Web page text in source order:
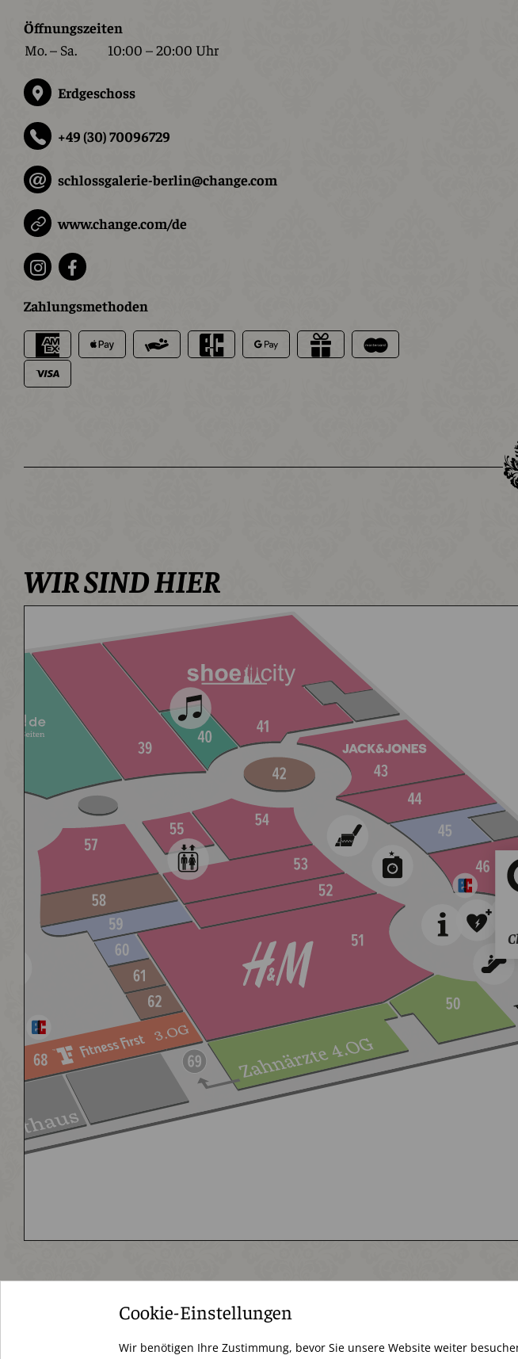
Öffnungszeiten
Mo. – Sa.
10:00 – 20:00 Uhr
Erdgeschoss
+49 (30) 70096729
schlossgalerie-berlin@change.com
www.change.com/de
Zahlungsmethoden
WIR SIND HIER
Schloßstraße 34
Aktuell
Cookie-Einstellungen
Wir benötigen Ihre Zustimmung, bevor Sie unsere Website weiter